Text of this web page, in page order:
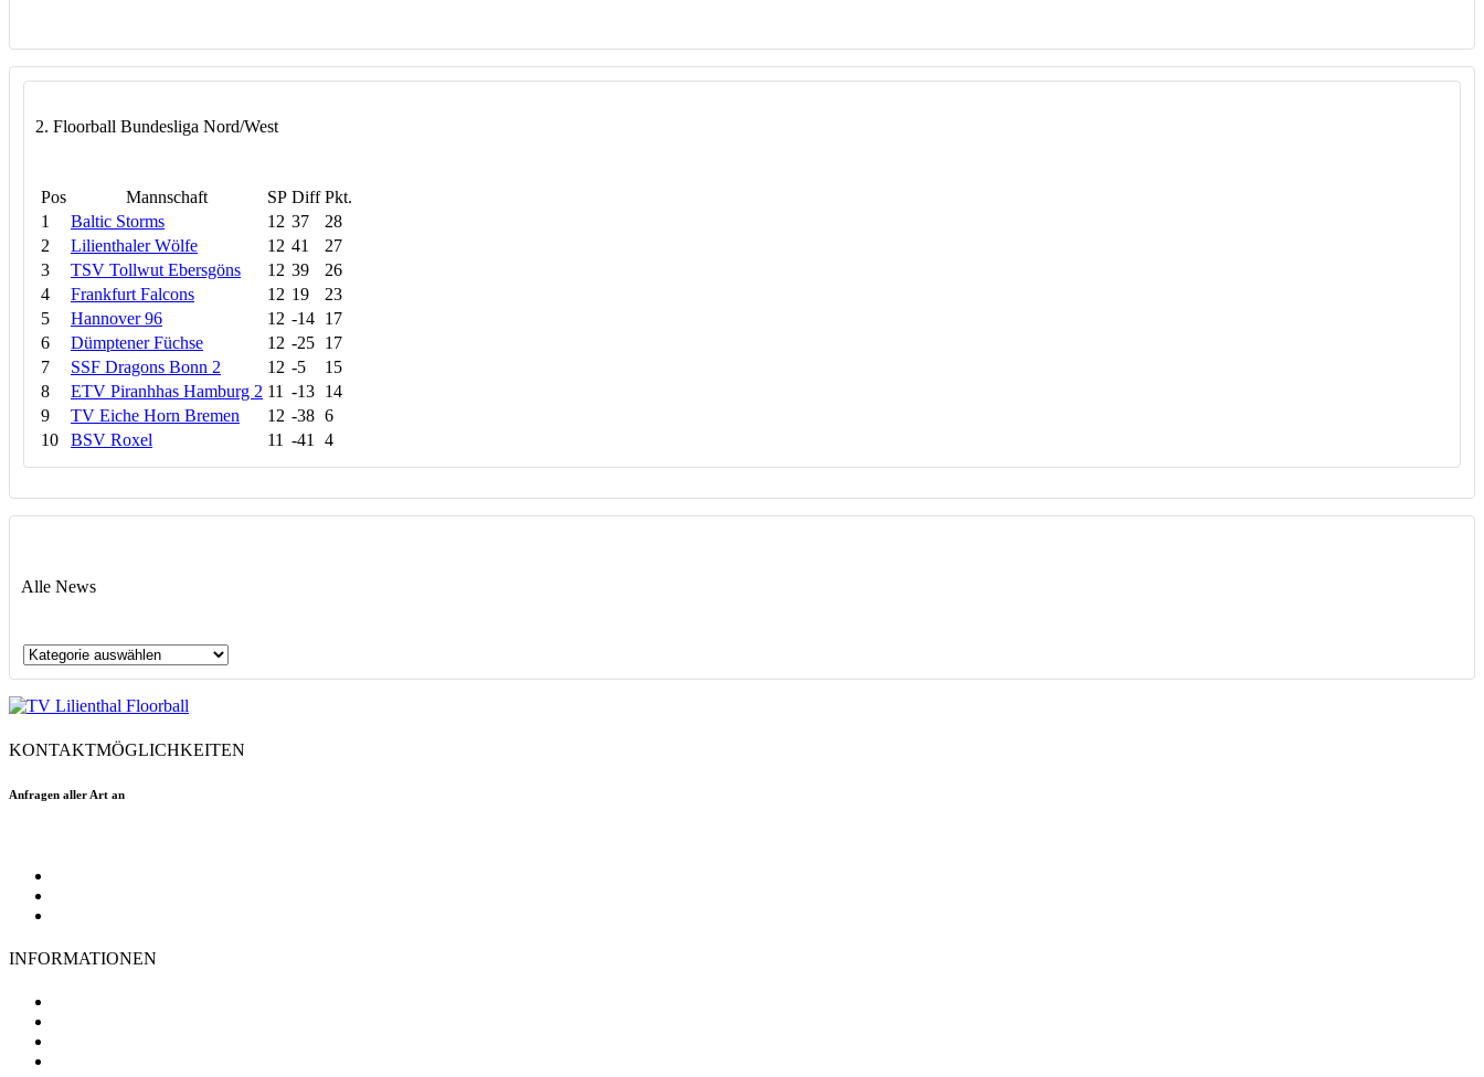
2. Floorball Bundesliga Nord/West
Pos Mannschaft SP Diff Pkt.
1
Baltic Storms 12 37
28
2
Lilienthaler Wölfe 12 41
27
3
TSV Tollwut Ebersgöns 12 39
26
4
Frankfurt Falcons 12 19
23
5
Hannover 96 12 -14 17
6
Dümptener Füchse 12 -25 17
7
SSF Dragons Bonn 2 12 -5
15
8
ETV Piranhhas Hamburg 2 11 -13 14
9
TV Eiche Horn Bremen 12 -38 6
10
BSV Roxel 11 -41 4
Alle News
Alle
KONTAKTMÖGLICHKEITEN
Anfragen aller Art an
INFORMATIONEN